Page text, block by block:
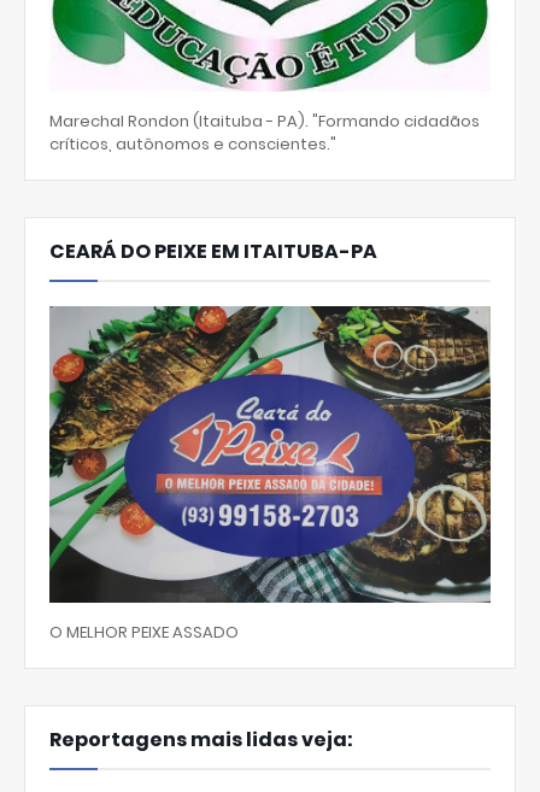
Marechal Rondon (Itaituba - PA). "Formando cidadãos
críticos, autônomos e conscientes."
CEARÁ DO PEIXE EM ITAITUBA-PA
O MELHOR PEIXE ASSADO
Reportagens mais lidas veja: